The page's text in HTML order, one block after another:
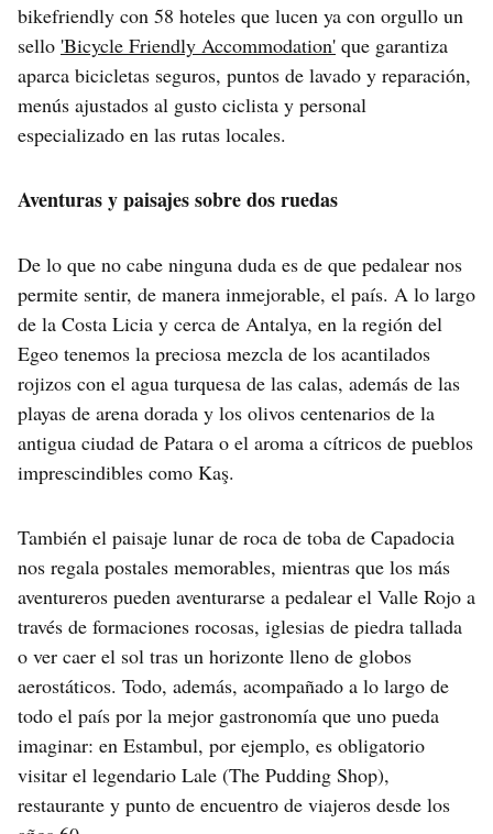
bikefriendly con 58 hoteles que lucen ya con orgullo un
sello 'Bicycle Friendly Accommodation' que garantiza
aparca bicicletas seguros, puntos de lavado y reparación,
menús ajustados al gusto ciclista y personal
especializado en las rutas locales.
Aventuras y paisajes sobre dos ruedas
De lo que no cabe ninguna duda es de que pedalear nos
permite sentir, de manera inmejorable, el país. A lo largo
de la Costa Licia y cerca de Antalya, en la región del
Egeo tenemos la preciosa mezcla de los acantilados
rojizos con el agua turquesa de las calas, además de las
playas de arena dorada y los olivos centenarios de la
antigua ciudad de Patara o el aroma a cítricos de pueblos
imprescindibles como Kaş.
También el paisaje lunar de roca de toba de Capadocia
nos regala postales memorables, mientras que los más
aventureros pueden aventurarse a pedalear el Valle Rojo a
través de formaciones rocosas, iglesias de piedra tallada
o ver caer el sol tras un horizonte lleno de globos
aerostáticos. Todo, además, acompañado a lo largo de
todo el país por la mejor gastronomía que uno pueda
imaginar: en Estambul, por ejemplo, es obligatorio
visitar el legendario Lale (The Pudding Shop),
restaurante y punto de encuentro de viajeros desde los